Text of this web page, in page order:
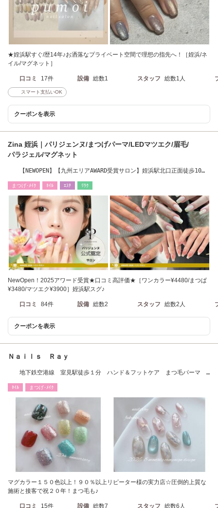
★姪浜駅すぐ/歴14年♪お洒落なプライベート空間で理想の指先へ！［姪浜/ネ
イル/マグネット］
口コミ 17件 設備 総数1 スタッフ 総数1人
スマート支払いOK
クーポンを表示
Zina 姪浜｜パリジェンヌ/まつげパーマ/LEDマツエク/眉毛/
パラジェル/マグネット
【NEWOPEN】【九州エリアAWARD受賞サロン】姪浜駅北口正面徒歩10
まつげ･ﾒｲｸ ﾈｲﾙ ｴｽﾃ ﾘﾗｸ
NewOpen！2025アワード受賞★口コミ高評価★［ワンカラー¥4480/まつぱ
¥3480/マツエク¥3900］姪浜駅スグ♪
口コミ 84件 設備 総数2 スタッフ 総数2人
クーポンを表示
Ｎａｉｌｓ Ｒａｙ
地下鉄空港線 室見駅徒歩１分 ハンド＆フットケア まつ毛パーマ
ﾈｲﾙ まつげ･ﾒｲｸ
マグカラー１５０色以上！９０％以上リピーター様の実力店☆圧倒的上質な
施術と接客で祝２０年！まつ毛も♪
口コミ 15件 設備 総数7 スタッフ 総数6人